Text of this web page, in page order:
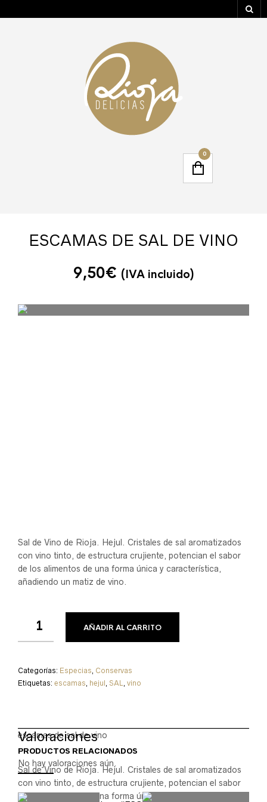
0
ESCAMAS DE SAL DE VINO
9,50€ (IVA incluido)
Sal de Vino de Rioja. Hejul. Cristales de sal aromatizados
con vino tinto, de estructura crujiente, potencian el sabor
de los alimentos de una forma única y característica,
añadiendo un matiz de vino.
AÑADIR AL CARRITO
Categorías: Especias
Conservas
Etiquetas: escamas hejul SAL vino
escamas de sal de vino
Sal de Vino de Rioja. Hejul. Cristales de sal aromatizados
con vino tinto, de estructura crujiente, potencian el sabor
de los alimentos de una forma única y característica,
Valoraciones
No hay valoraciones aún.
PRODUCTOS RELACIONADOS